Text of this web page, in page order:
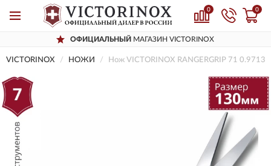
0 0
ОФИЦИАЛЬНЫЙМАГАЗИН VICTORINOX
VICTORINOX НОЖИ Нож VICTORINOX RANGERGRIP 71